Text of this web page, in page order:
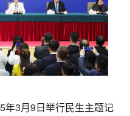
年3月9日举行民生主题记